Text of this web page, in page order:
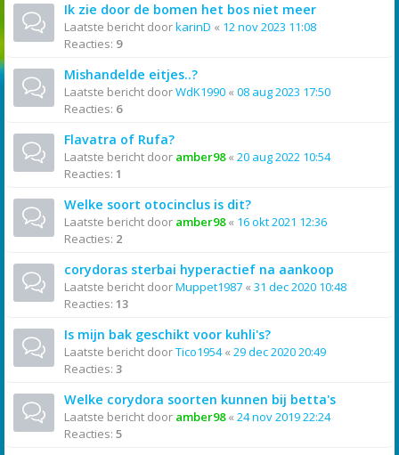
Ik zie door de bomen het bos niet meer
Laatste bericht doorkarinD « 12 nov 2023 11:08
Reacties: 9
Mishandelde eitjes..?
Laatste bericht doorWdK1990 « 08 aug 2023 17:50
Reacties: 6
Flavatra of Rufa?
Laatste bericht door amber98« 20 aug 2022 10:54
Reacties: 1
Welke soort otocinclus is dit?
Laatste bericht door amber98« 16 okt 2021 12:36
Reacties: 2
corydoras sterbai hyperactief na aankoop
Laatste bericht doorMuppet1987 « 31 dec 2020 10:48
Reacties: 13
Is mijn bak geschikt voor kuhli's?
Laatste bericht doorTico1954« 29 dec 2020 20:49
Reacties: 3
Welke corydora soorten kunnen bij betta's
Laatste bericht door amber98« 24 nov 2019 22:24
Reacties: 5